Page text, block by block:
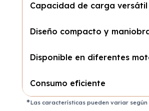
Capacidad de carga versátil
Diseño compacto y
Disponible en diferentes
Consumo eficiente
Las características pueden variar